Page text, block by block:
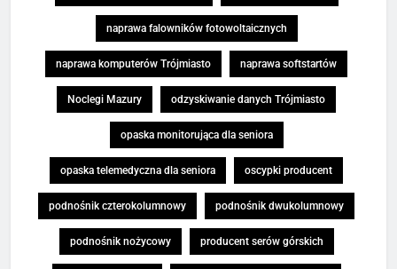
naprawa falowników fotowoltaicznych
naprawa komputerów Trójmiasto naprawa softstartów
Noclegi Mazury odzyskiwanie danych Trójmiasto
opaska monitorująca dla seniora
opaska telemedyczna dla seniora oscypki producent
podnośnik czterokolumnowy podnośnik dwukolumnowy
podnośnik nożycowy producent serów górskich